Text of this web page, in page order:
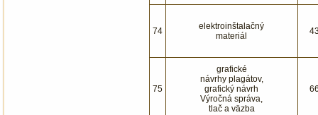
74
elektroinštalačný
materiál
75
grafické
návrhy plagátov,
grafický návrh
Výročná správa,
tlač a väzba